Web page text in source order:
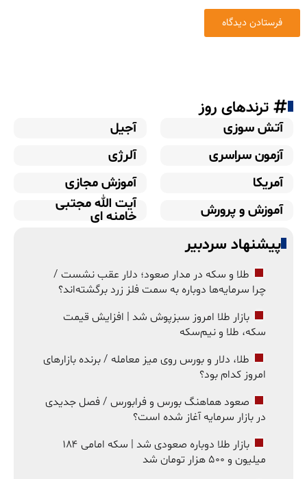
ترندهای روز
آتش سوزی
آجیل
آزمون سراسری
آلرژی
آمریکا
آموزش مجازی
آموزش و پرورش
آیت الله مجتبی
خامنه ای
پیشنهاد سردبیر
طلا و سکه در مدار صعود؛ دلار عقب نشست /
چرا سرمایه‌ها دوباره به سمت فلز زرد برگشته‌اند؟
بازار طلا امروز سبزپوش شد | افزایش قیمت
سکه، طلا و نیم‌سکه
طلا، دلار و بورس روی میز معامله / برنده بازارهای
امروز کدام بود؟
صعود هماهنگ بورس و فرابورس / فصل جدیدی
در بازار سرمایه آغاز شده است؟
بازار طلا دوباره صعودی شد | سکه امامی ۱۸۴
میلیون و ۵۰۰ هزار تومان شد